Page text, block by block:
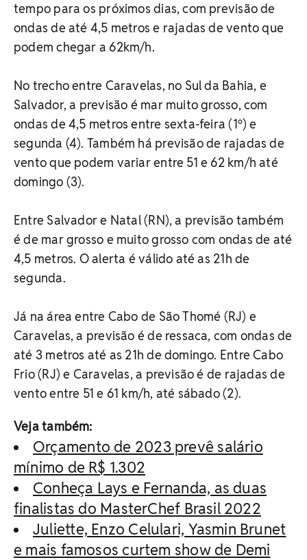
tempo para os próximos dias, com previsão de
ondas de até 4,5 metros e rajadas de vento que
podem chegar a 62km/h.
No trecho entre Caravelas, no Sul da Bahia, e
Salvador, a previsão é mar muito grosso, com
ondas de 4,5 metros entre sexta-feira (1º) e
segunda (4). Também há previsão de rajadas de
vento que podem variar entre 51 e 62 km/h até
domingo (3).
Entre Salvador e Natal (RN), a previsão também
é de mar grosso e muito grosso com ondas de até
4,5 metros. O alerta é válido até as 21h de
segunda.
Já na área entre Cabo de São Thomé (RJ) e
Caravelas, a previsão é de ressaca, com ondas de
até 3 metros até as 21h de domingo. Entre Cabo
Frio (RJ) e Caravelas, a previsão é de rajadas de
vento entre 51 e 61 km/h, até sábado (2).
Veja também:
Orçamento de 2023 prevê salário
mínimo de R$ 1.302
Conheça Lays e Fernanda, as duas
finalistas do MasterChef Brasil 2022
Juliette, Enzo Celulari, Yasmin Brunet
e mais famosos curtem show de Demi